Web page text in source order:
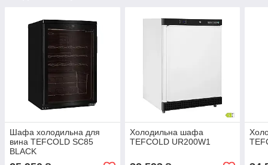
Шафа холодильна для
вина TEFCOLD SC85
BLACK
Холодильна шафа
TEFCOLD UR200W1